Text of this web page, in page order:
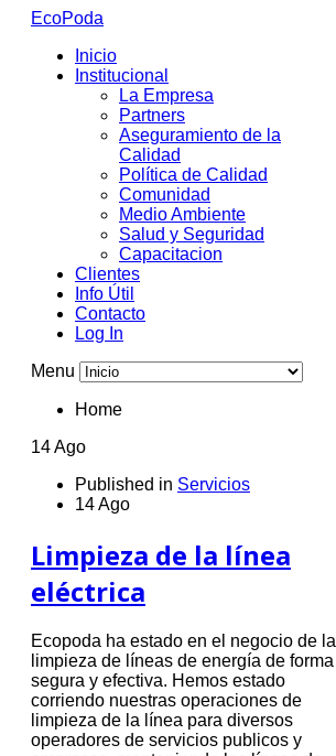
EcoPoda
Inicio
Institucional
La Empresa
Partners
Aseguramiento de la
Calidad
Política de Calidad
Comunidad
Medio Ambiente
Salud y Seguridad
Capacitacion
Clientes
Info Útil
Contacto
Log In
Menu
Home
14 Ago
Published in Servicios
14 Ago
Limpieza de la línea
eléctrica
Ecopoda ha estado en el negocio de la
limpieza de líneas de energía de forma
segura y efectiva. Hemos estado
corriendo nuestras operaciones de
limpieza de la línea para diversos
operadores de servicios publicos y